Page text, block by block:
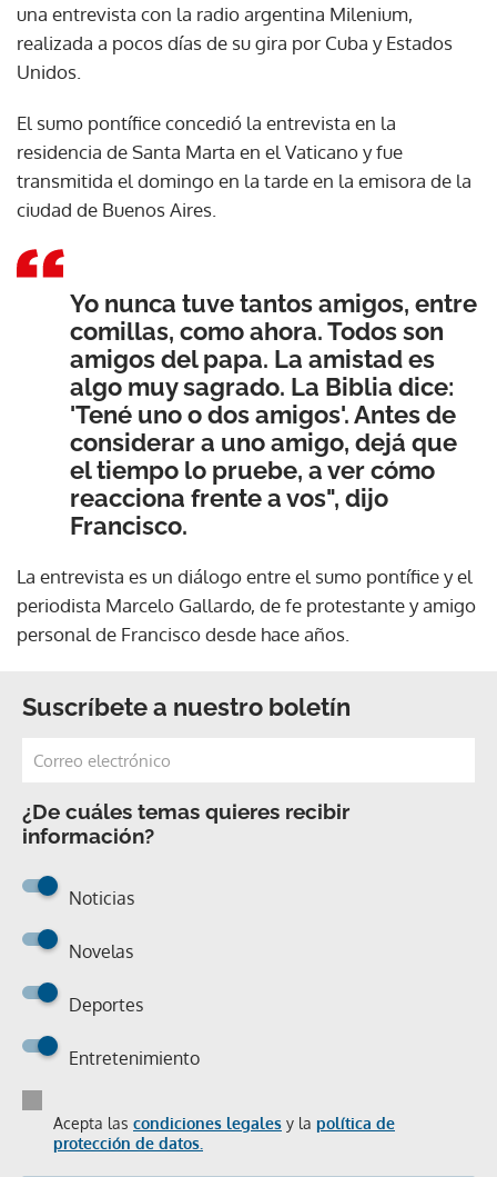
una entrevista con la radio argentina Milenium,
realizada a pocos días de su gira por Cuba y Estados
Unidos.
El sumo pontífice concedió la entrevista en la
residencia de Santa Marta en el Vaticano y fue
transmitida el domingo en la tarde en la emisora de la
ciudad de Buenos Aires.
Yo nunca tuve tantos amigos, entre
comillas, como ahora. Todos son
amigos del papa. La amistad es
algo muy sagrado. La Biblia dice:
'Tené uno o dos amigos'. Antes de
considerar a uno amigo, dejá que
el tiempo lo pruebe, a ver cómo
reacciona frente a vos", dijo
Francisco.
La entrevista es un diálogo entre el sumo pontífice y el
periodista Marcelo Gallardo, de fe protestante y amigo
personal de Francisco desde hace años.
Suscríbete a nuestro boletín
¿De cuáles temas quieres recibir
información?
Noticias
Novelas
Deportes
Entretenimiento
Acepta las condiciones legales y la política de
protección de datos.